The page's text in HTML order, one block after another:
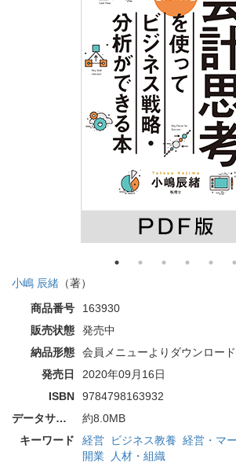
小嶋 辰緒 （著）
商品番号
163930
販売状態
発売中
納品形態
会員メニューよりダウンロード
発売日
2020年09月16日
ISBN
9784798163932
データサイズ
約8.0MB
キーワード
経営 ビジネス教養 経営・マ
開業
人材・組織